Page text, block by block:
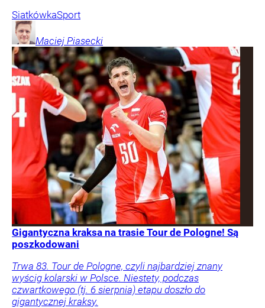
SiatkówkaSport
Maciej Piasecki
Gigantyczna kraksa na trasie Tour de Pologne! Są
poszkodowani
Trwa 83. Tour de Pologne, czyli najbardziej znany
wyścig kolarski w Polsce. Niestety, podczas
czwartkowego (tj. 6 sierpnia) etapu doszło do
gigantycznej kraksy.